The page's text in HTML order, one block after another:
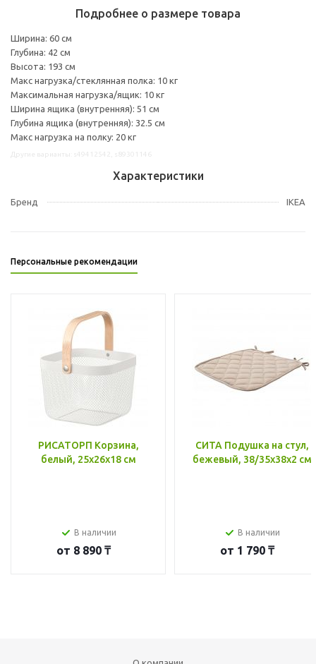
Подробнее о размере товара
Ширина: 60 см
Глубина: 42 см
Высота: 193 см
Макс нагрузка/стеклянная полка: 10 кг
Максимальная нагрузка/ящик: 10 кг
Ширина ящика (внутренняя): 51 см
Глубина ящика (внутренняя): 32.5 см
Макс нагрузка на полку: 20 кг
Характеристики
Бренд IKEA
Персональные рекомендации
РИСАТОРП Корзина,
белый, 25x26x18 см
В наличии
от 8 890 ₸
СИТА Подушка на стул,
бежевый, 38/35x38x2 см
В наличии
от 1 790 ₸